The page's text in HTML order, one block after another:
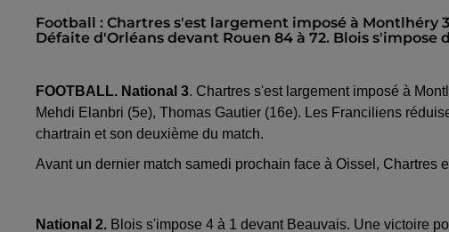
Football : Chartres s'est largement imposé à Montlhéry
Défaite d'Orléans devant Rouen 84 à 72. Blois s'impose
FOOTBALL. National 3. Chartres s'est largement imposé à
Mehdi Elanbri (5e), Thomas Gautier (16e). Les Franciliens
chartrain et son deuxième du match.
Avant un dernier match samedi prochain face à Oissel, Chartres
National 2. Blois s'impose 4 à 1 devant Beauvais. Une victoire